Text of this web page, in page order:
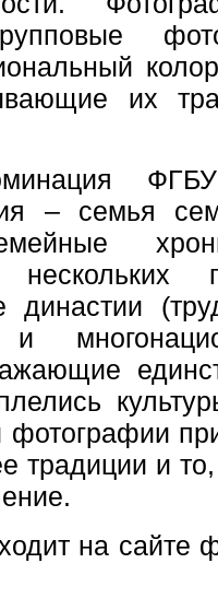
их
– семья
нескольких
традиции и
на сайте